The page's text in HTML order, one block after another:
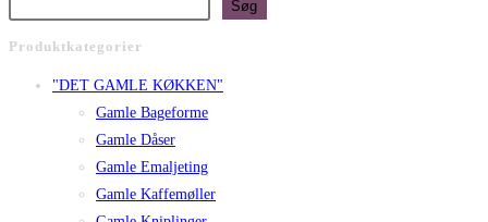
Søg
Produktkategorier
"DET GAMLE KØKKEN"
Gamle Bageforme
Gamle Dåser
Gamle Emaljeting
Gamle Kaffemøller